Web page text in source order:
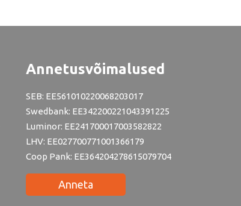
Annetusvõimalused
SEB: EE561010220068203017
Swedbank: EE342200221043391225
Luminor: EE241700017003582822
LHV: EE027700771001366179
Coop Pank: EE364204278615079704
Anneta